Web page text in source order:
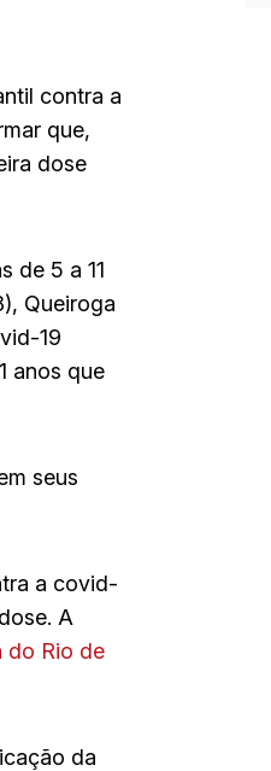
contra a
que,
dose
de 5 a 11
Queiroga
19
anos que
seus
a covid-
A
do Rio de
da